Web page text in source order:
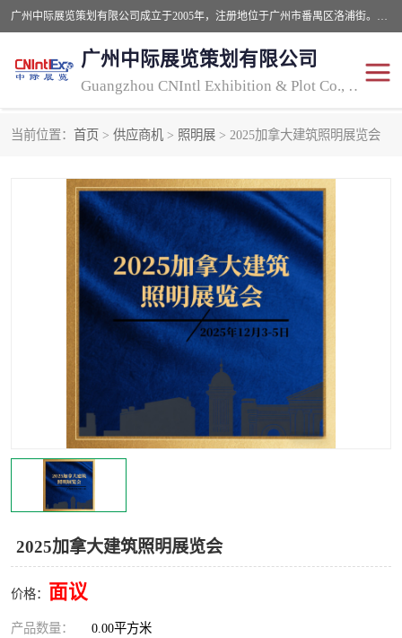
广州中际展览策划有限公司成立于2005年，注册地位于广州市番禺区洛浦街。经营范围包括会议及展览服务，大型活动组织策划服务，展台设计服务，广告业等；主要从事国外广告、标识、印花、LED、照明、光电、灯光、音响、视听、电子展览会等，展位预定-展品运输-签证-行程安排-补贴一站式服务。
广州中际展览策划有限公司
Guangzhou CNIntl Exhibition & Plot Co., Ltd.
当前位置： 首页 > 供应商机 > 照明展 > 2025加拿大建筑照明展览会
2025加拿大建筑照明展览会
价格： 面议
产品数量： 0.00平方米
展品运输
视听-灯光音响展
2025年国外广告标识展 2025年国内中国香港照明
展